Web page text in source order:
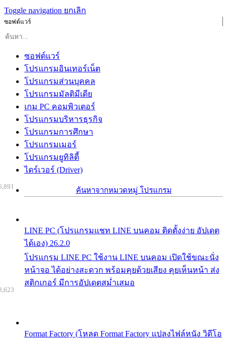
Toggle navigation ยกเลิก
ซอฟต์แวร์
ซอฟต์แวร์
โปรแกรมอินเทอร์เน็ต
โปรแกรมส่วนบุคคล
โปรแกรมมัลติมีเดีย
เกม PC คอมพิวเตอร์
โปรแกรมบริหารธุรกิจ
โปรแกรมการศึกษา
โปรแกรมเมอร์
โปรแกรมยูทิลิตี้
ไดร์เวอร์ (Driver)
ค้นหาจากหมวดหมู่ โปรแกรม
LINE PC (โปรแกรมแชท LINE บนคอม ติดตั้งง่าย อัปเดต
ได้เอง) 26.2.0
โปรแกรม LINE PC ใช้งาน LINE บนคอม เปิดใช้ขณะนั่ง
หน้าจอ ได้อย่างสะดวก พร้อมคุยด้วยเสียง คุยเห็นหน้า ส่ง
สติกเกอร์ มีการอัปเดตสม่ำเสมอ
Format Factory (โหลด Format Factory แปลงไฟล์หนัง วิดีโอ